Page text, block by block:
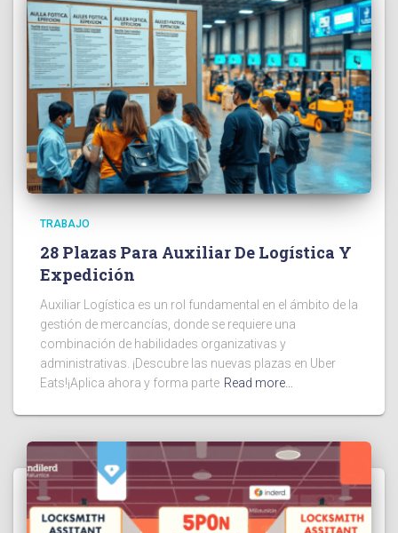
TRABAJO
28 Plazas Para Auxiliar De Logística Y
Expedición
Auxiliar Logística es un rol fundamental en el ámbito de la
gestión de mercancías, donde se requiere una
combinación de habilidades organizativas y
administrativas. ¡Descubre las nuevas plazas en Uber
Eats!¡Aplica ahora y forma parte Read more…